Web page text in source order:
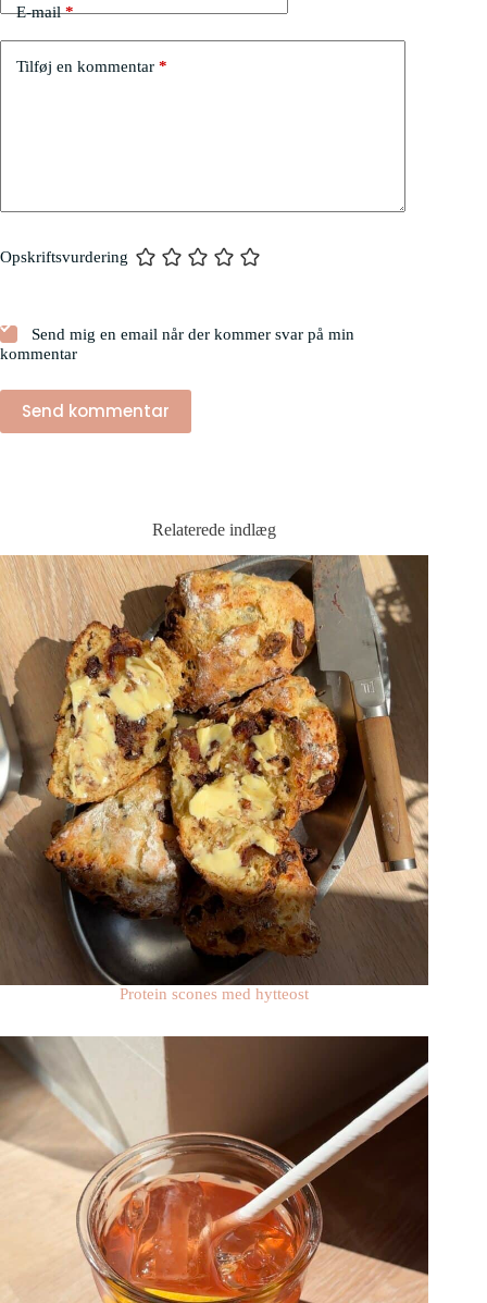
E-mail*
Tilføj en kommentar *
Opskriftsvurdering
Send mig en email når der kommer svar på min
kommentar
Send kommentar
Relaterede indlæg
Protein scones med hytteost